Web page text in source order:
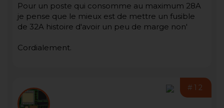
Pour un poste qui consomme au maximum 28A
je pense que le mieux est de mettre un fusible
de 32A histoire d'avoir un peu de marge non'
Cordialement.
#12